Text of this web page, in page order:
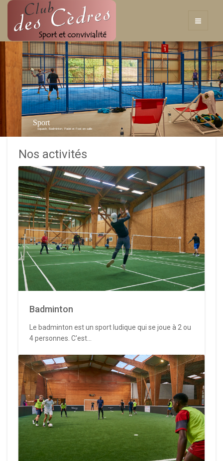
Sport
Squash, Badminton, Padel et Foot en salle
Nos activités
Badminton
Le badminton est un sport ludique qui se joue à 2 ou
4 personnes. C'est...